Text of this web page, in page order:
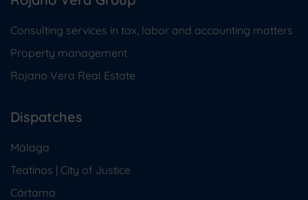
Consulting services in tax, labor and accounting matters
Property management
Rojano Vera Real Estate
Dispatches
Málaga
Teatinos | City of Justice
Cártama